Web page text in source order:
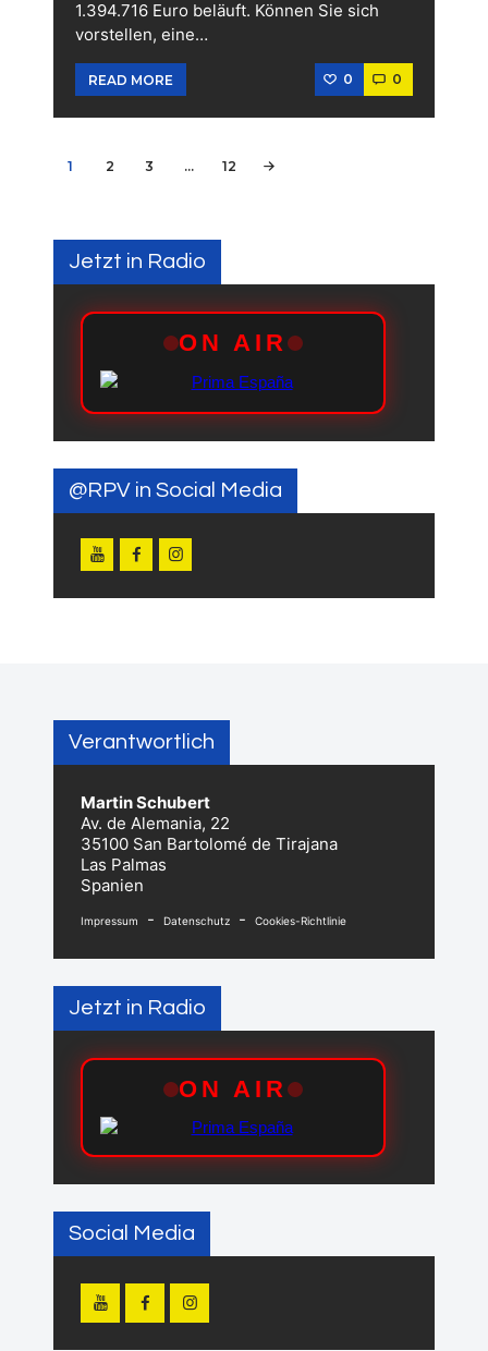
1.394.716 Euro beläuft. Können Sie sich
vorstellen, eine…
READ MORE 0 0
Seitennummerierung
PAGE
1 PAGE
2 PAGE
3 … PAGE
12
Jetzt in Radio
@RPV in Social Media
Verantwortlich
Martin Schubert
Av. de Alemania, 22
35100 San Bartolomé de Tirajana
Las Palmas
Spanien
Impressum - Datenschutz - Cookies-Richtlinie
Jetzt in Radio
Social Media